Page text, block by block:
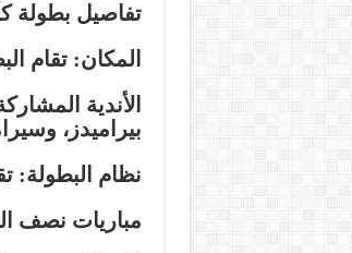
تفاصيل بطولة
المكان: تقام
الأندية
بيراميدز،
نظام البطولة:
مباريات نصف النهائي